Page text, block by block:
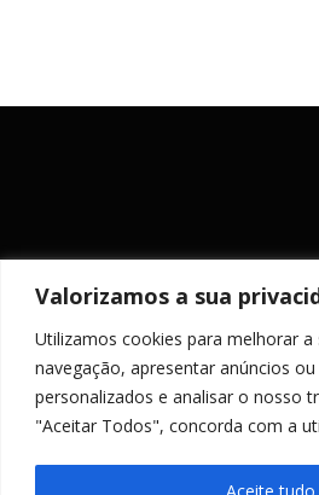
Valorizamos a sua
Utilizamos cookies para melhorar a
navegação, apresentar anúncios
personalizados e analisar o nosso
"Aceitar Todos", concorda com a
Aceite tudo
MANTENHA-SE